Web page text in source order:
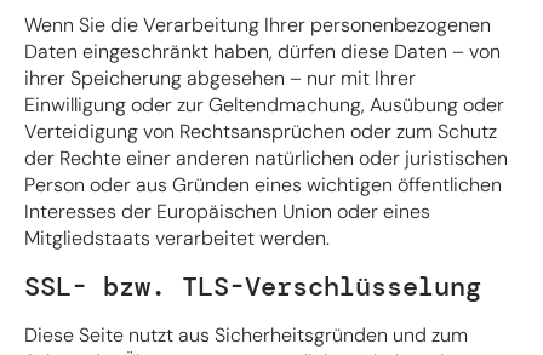
Wenn Sie die Verarbeitung Ihrer personenbezogenen
Daten eingeschränkt haben, dürfen diese Daten – von
ihrer Speicherung abgesehen – nur mit Ihrer
Einwilligung oder zur Geltendmachung, Ausübung oder
Verteidigung von Rechtsansprüchen oder zum Schutz
der Rechte einer anderen natürlichen oder juristischen
Person oder aus Gründen eines wichtigen öffentlichen
Interesses der Europäischen Union oder eines
Mitgliedstaats verarbeitet werden.
SSL- bzw. TLS-Verschlüsselung
Diese Seite nutzt aus Sicherheitsgründen und zum